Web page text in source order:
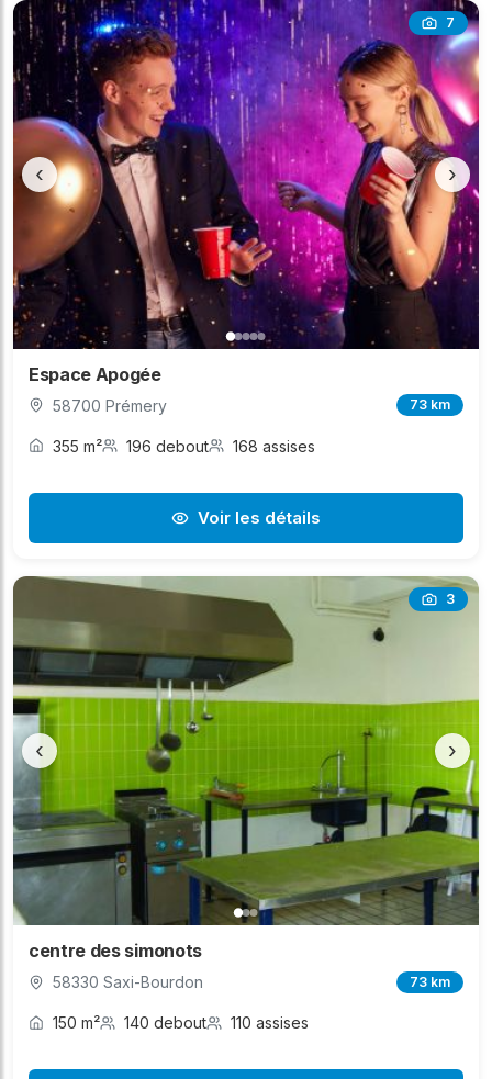
7
‹ ›
Espace Apogée
58700 Prémery 73 km
355 m² 196 debout 168 assises
Voir les détails
3
‹ ›
centre des simonots
58330 Saxi-Bourdon 73 km
150 m² 140 debout 110 assises